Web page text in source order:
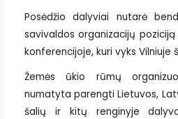
Posėdžio dalyviai nutarė
savivaldos organizacijų
konferencijoje, kuri vyks Vilniuje
Žemės ūkio rūmų
numatyta parengti Lietuvos,
šalių ir kitų renginyje